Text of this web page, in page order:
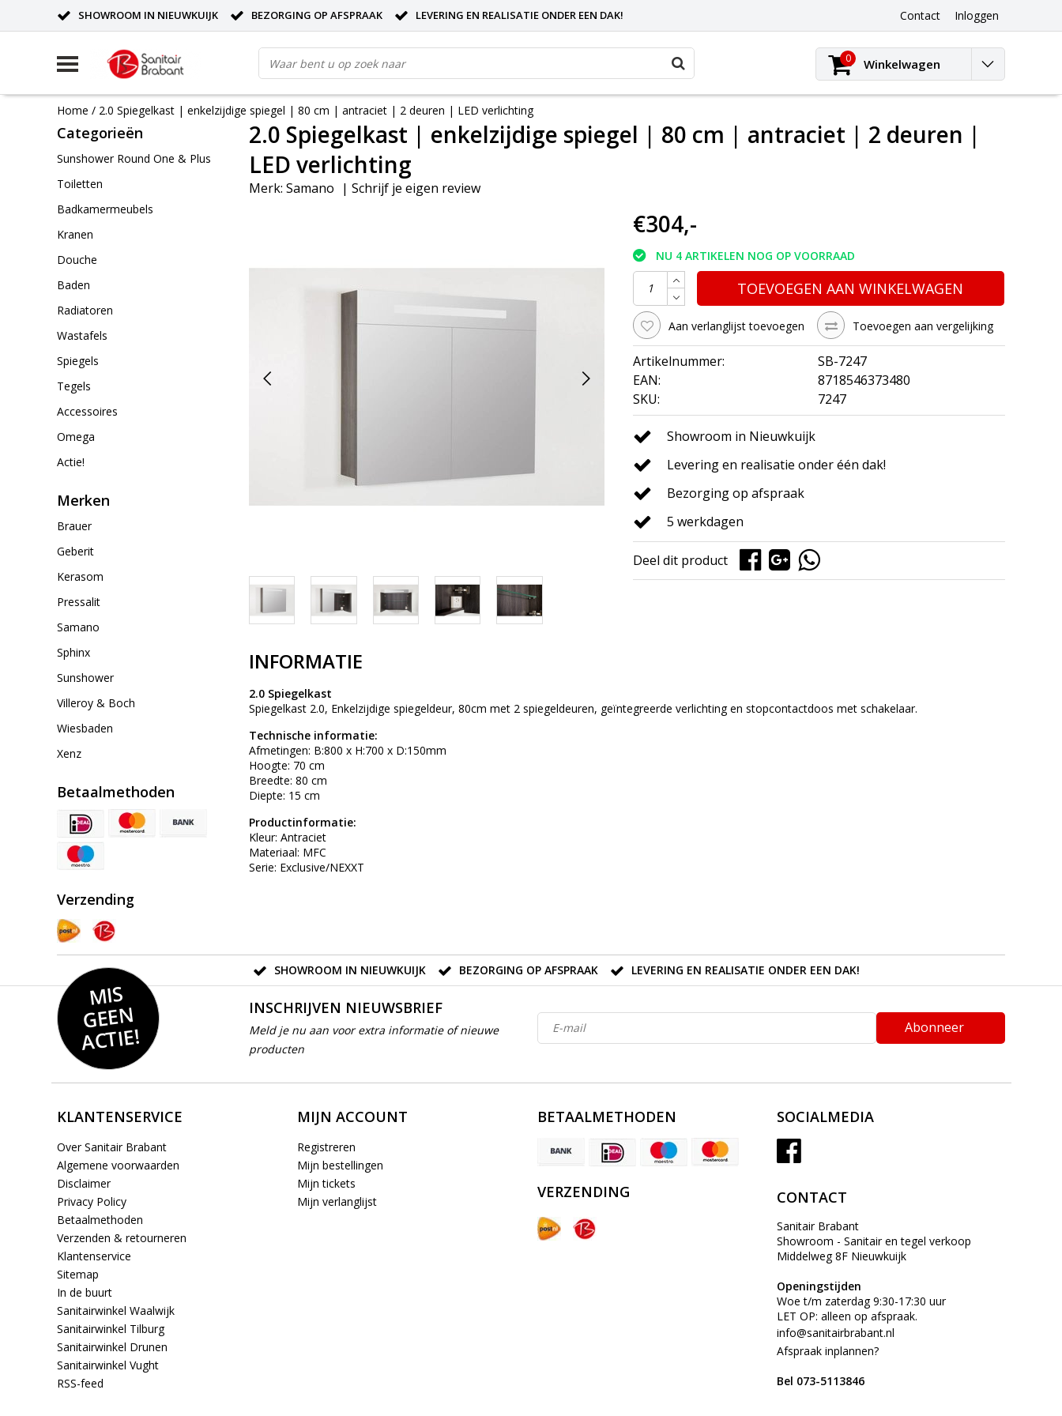
SHOWROOM IN NIEUWKUIJK BEZORGING OP AFSPRAAK LEVERING EN REALISATIE ONDER EEN DAK! Contact Inloggen
0 Winkelwagen
Home / 2.0 Spiegelkast | enkelzijdige spiegel | 80 cm | antraciet | 2 deuren | LED verlichting
Categorieën
Sunshower Round One & Plus
Toiletten
Badkamermeubels
Kranen
Douche
Baden
Radiatoren
Wastafels
Spiegels
Tegels
Accessoires
Omega
Actie!
Merken
Brauer
Geberit
Kerasom
Pressalit
Samano
Sphinx
Sunshower
Villeroy & Boch
Wiesbaden
Xenz
Betaalmethoden
Verzending
2.0 Spiegelkast | enkelzijdige spiegel | 80 cm | antraciet | 2 deuren |
LED verlichting
Merk: Samano | Schrijf je eigen review
€304,-
NU 4 ARTIKELEN NOG OP VOORRAAD
TOEVOEGEN AAN WINKELWAGEN
Aan verlanglijst toevoegen Toevoegen aan vergelijking
Artikelnummer:
SB-7247
EAN:
8718546373480
SKU:
7247
Showroom in Nieuwkuijk
Levering en realisatie onder één dak!
Bezorging op afspraak
5 werkdagen
Deel dit product
INFORMATIE
2.0 Spiegelkast
Spiegelkast 2.0, Enkelzijdige spiegeldeur, 80cm met 2 spiegeldeuren, geïntegreerde verlichting en stopcontactdoos met schakelaar.
Technische informatie:
Afmetingen: B:800 x H:700 x D:150mm
Hoogte: 70 cm
Breedte: 80 cm
Diepte: 15 cm
Productinformatie:
Kleur: Antraciet
Materiaal: MFC
Serie: Exclusive/NEXXT
SHOWROOM IN NIEUWKUIJK BEZORGING OP AFSPRAAK LEVERING EN REALISATIE ONDER EEN DAK!
MIS
GEE
N
ACTIE!
INSCHRIJVEN NIEUWSBRIEF
Meld je nu aan voor extra informatie of nieuwe
producten
Abonneer
KLANTENSERVICE
Over Sanitair Brabant
Algemene voorwaarden
Disclaimer
Privacy Policy
Betaalmethoden
Verzenden & retourneren
Klantenservice
Sitemap
In de buurt
Sanitairwinkel Waalwijk
Sanitairwinkel Tilburg
Sanitairwinkel Drunen
Sanitairwinkel Vught
RSS-feed
MIJN ACCOUNT
Registreren
Mijn bestellingen
Mijn tickets
Mijn verlanglijst
BETAALMETHODEN
VERZENDING
SOCIALMEDIA
CONTACT
Sanitair Brabant
Showroom - Sanitair en tegel verkoop
Middelweg 8F Nieuwkuijk
Openingstijden
Woe t/m zaterdag 9:30-17:30 uur
LET OP: alleen op afspraak.
info@sanitairbrabant.nl
Afspraak inplannen?
Bel 073-5113846